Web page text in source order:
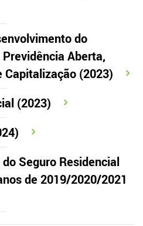
do
Aberta,
Capitalização (2023)
(2023)
Seguro Residencial
de 2019/2020/2021